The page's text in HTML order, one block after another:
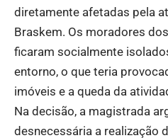
diretamente afetadas pela
Braskem. Os moradores
ficaram socialmente
entorno, o que teria
imóveis e a queda da
Na decisão, a magistrada
desnecessária a realização